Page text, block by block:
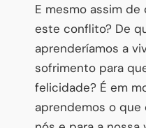
E mesmo assim de
este conflito? De
aprenderíamos a
sofrimento para
felicidade? É em
aprendemos o que